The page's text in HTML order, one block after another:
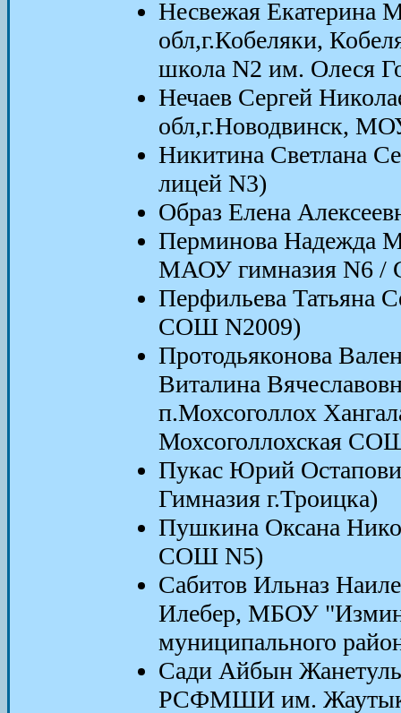
Несвежая Екатерина
обл,г.Кобеляки,
школа N2 им. Олеся
Нечаев Сергей
обл,г.Новодвинск,
Никитина Светлана
лицей N3)
Образ Елена
Перминова Надежда
МАОУ гимназия N6
Перфильева Татьяна
СОШ N2009)
Протодьяконова
Виталина
п.Мохсоголлох
Мохсоголлохская
Пукас Юрий
Гимназия г.Троицка)
Пушкина Оксана
СОШ N5)
Сабитов Ильназ
Илебер, МБОУ
муниципального
Сади Айбын
РСФМШИ им.